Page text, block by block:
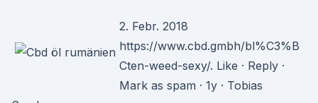
2. Febr. 2018
https://www.cbd.gmbh/bl%C3%B
Cten-weed-sexy/. Like · Reply ·
Mark as spam · 1y · Tobias